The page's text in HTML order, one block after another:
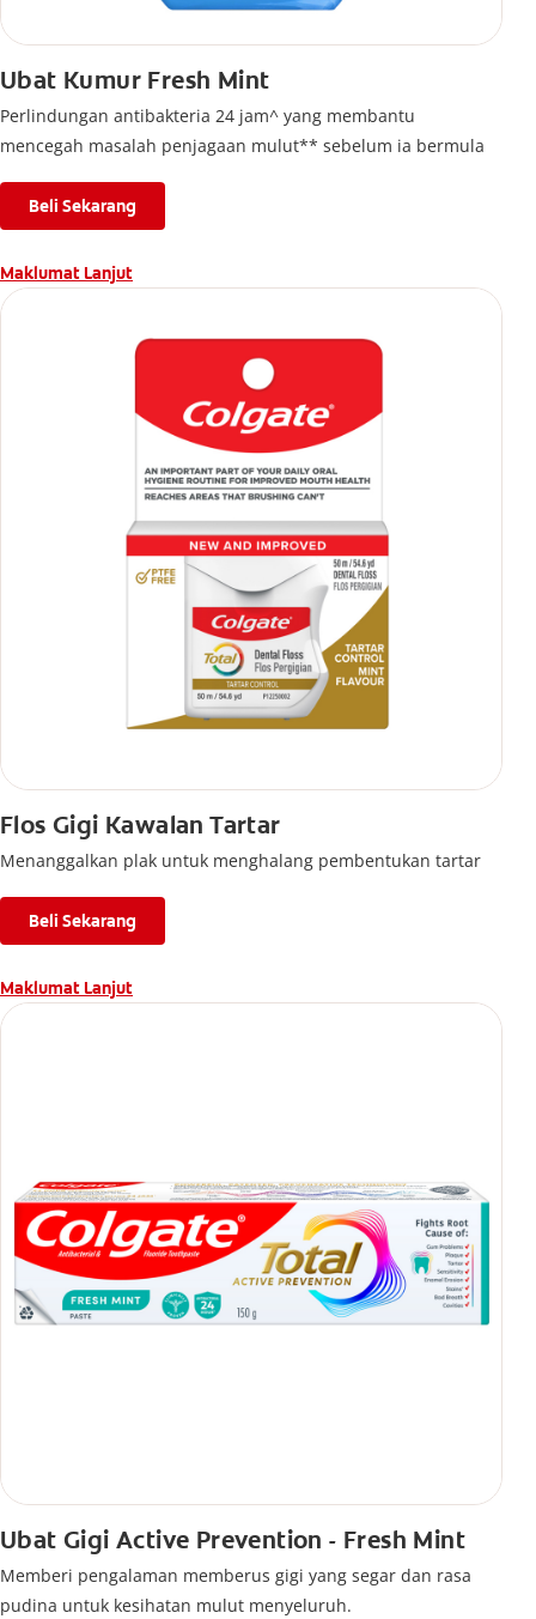
Ubat Kumur Fresh Mint
Perlindungan antibakteria 24 jam^ yang membantu
mencegah masalah penjagaan mulut** sebelum ia bermula
Beli Sekarang
Maklumat Lanjut
Flos Gigi Kawalan Tartar
Menanggalkan plak untuk menghalang pembentukan tartar
Beli Sekarang
Maklumat Lanjut
Ubat Gigi Active Prevention - Fresh Mint
Memberi pengalaman memberus gigi yang segar dan rasa
pudina untuk kesihatan mulut menyeluruh.